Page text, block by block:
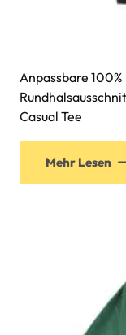
Anpassbare
Casual Tee
Mehr Lesen